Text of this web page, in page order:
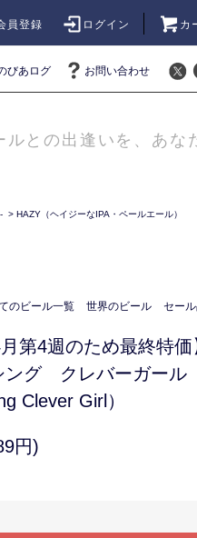
員登録 ログイン カ
びあログ お問い合わせ
との出逢いを、あな
> HAZY（ヘイジーなIPA・ペールエール）
のビール一覧 世界のビール セー
第4週のため最終特価
ング クレバーガー
Clever Girl）
円)